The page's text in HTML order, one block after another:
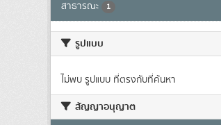
สาธารณะ 1
รูปแบบ
ไม่พบ รูปแบบ ที่ตรงกับที่ค้นหา
สัญญาอนุญาต